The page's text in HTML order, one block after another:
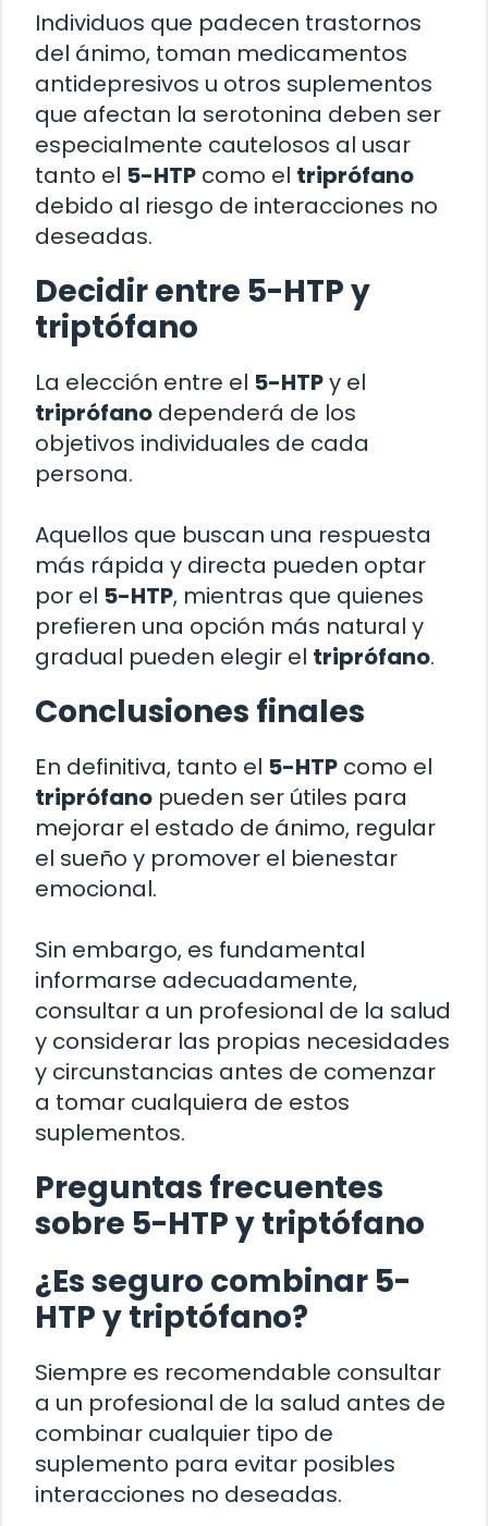
Individuos que padecen trastornos
del ánimo, toman medicamentos
antidepresivos u otros suplementos
que afectan la serotonina deben ser
especialmente cautelosos al usar
tanto el 5-HTP como el triprófano
debido al riesgo de interacciones no
deseadas.
Decidir entre 5-HTP y
triptófano
La elección entre el 5-HTPy el
triprófano dependerá de los
objetivos individuales de cada
persona.
Aquellos que buscan una respuesta
más rápida y directa pueden optar
por el 5-HTP, mientras que quienes
prefieren una opción más natural y
gradual pueden elegir el triprófano.
Conclusiones finales
En definitiva, tanto el 5-HTP como el
triprófano pueden ser útiles para
mejorar el estado de ánimo, regular
el sueño y promover el bienestar
emocional.
Sin embargo, es fundamental
informarse adecuadamente,
consultar a un profesional de la salud
y considerar las propias necesidades
y circunstancias antes de comenzar
a tomar cualquiera de estos
suplementos.
Preguntas frecuentes
sobre 5-HTP y triptófano
¿Es seguro combinar 5-
HTP y triptófano?
Siempre es recomendable consultar
a un profesional de la salud antes de
combinar cualquier tipo de
suplemento para evitar posibles
interacciones no deseadas.